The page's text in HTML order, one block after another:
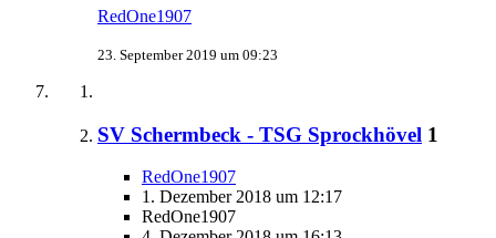
RedOne1907
23. September 2019 um 09:23
SV Schermbeck - TSG Sprockhövel 1
RedOne1907
1. Dezember 2018 um 12:17
RedOne1907